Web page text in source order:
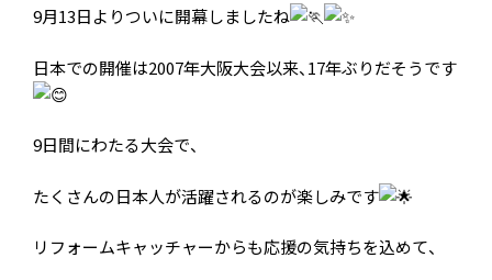
9月13日よりついに開幕しましたね
日本での開催は2007年大阪大会以来、17年ぶりだそうです
9日間にわたる大会で、
たくさんの日本人が活躍されるのが楽しみです
リフォームキャッチャーからも応援の気持ちを込めて、